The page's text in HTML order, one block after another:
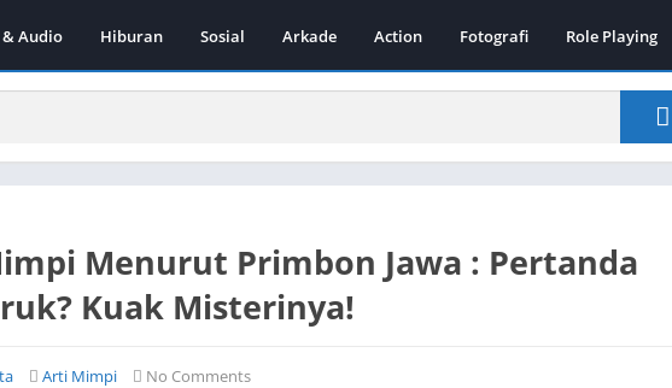
Audio Hiburan Sosial Arkade Action Fotografi Role Playing
Menurut Primbon Jawa : Pertanda
Kuak Misterinya!
Arti Mimpi No Comments